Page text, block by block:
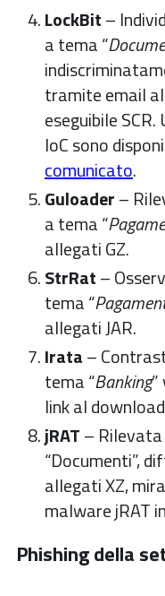
LockBit–
a tema “
tramite email
eseguibile
IoC sono
comunicato.
Guloader–
a tema “
allegati GZ.
StrRat–
tema “
allegati JAR.
Irata–
tema “Banking
link al
jRAT–
“Documenti”,
allegati XZ,
malware jRAT
Phishing della